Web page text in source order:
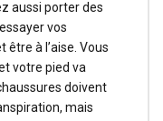
aussi porter des
vos
à l’aise. Vous
votre pied va
doivent
mais